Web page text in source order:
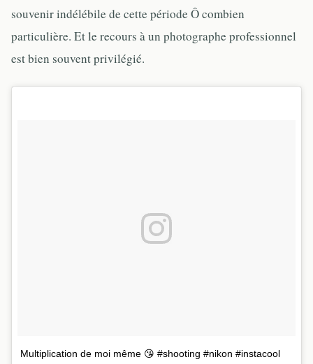
souvenir indélébile de cette période Ô combien
particulière. Et le recours à un photographe professionnel
est bien souvent privilégié.
Multiplication de moi même 😘 #shooting #nikon #instacool